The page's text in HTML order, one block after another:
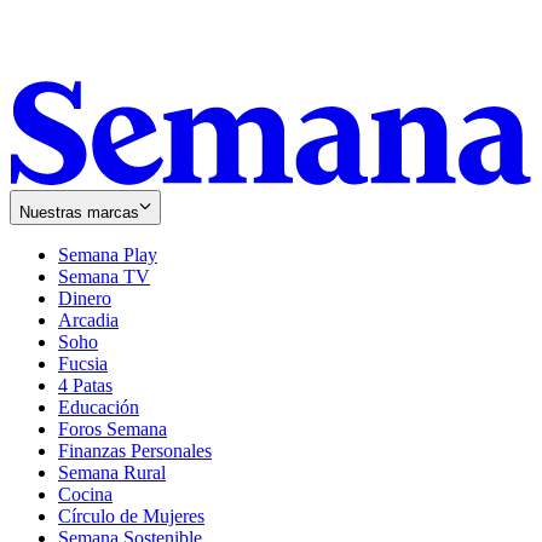
Nuestras marcas
Semana Play
Semana TV
Dinero
Arcadia
Soho
in
new
window
Fucsia
in
new
window
4 Patas
Educación
Foros Semana
Finanzas Personales
Semana Rural
Cocina
Círculo de Mujeres
Semana Sostenible